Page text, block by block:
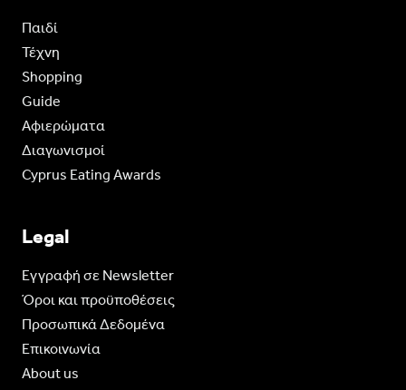
Παιδί
Τέχνη
Shopping
Guide
Aφιερώματα
Διαγωνισμοί
Cyprus Eating Awards
Legal
Eγγραφή σε Newsletter
Όροι και προϋποθέσεις
Προσωπικά Δεδομένα
Επικοινωνία
About us